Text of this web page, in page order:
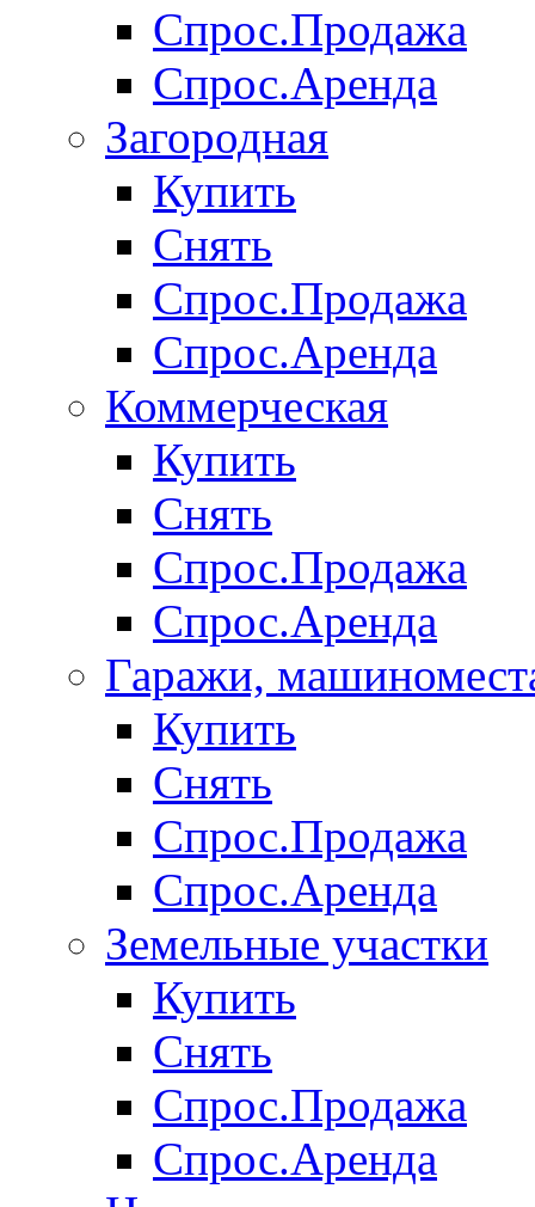
Спрос.Продажа
Спрос.Аренда
Загородная
Купить
Снять
Спрос.Продажа
Спрос.Аренда
Коммерческая
Купить
Снять
Спрос.Продажа
Спрос.Аренда
Гаражи,
Купить
Снять
Спрос.Продажа
Спрос.Аренда
Земельные участки
Купить
Снять
Спрос.Продажа
Спрос.Аренда